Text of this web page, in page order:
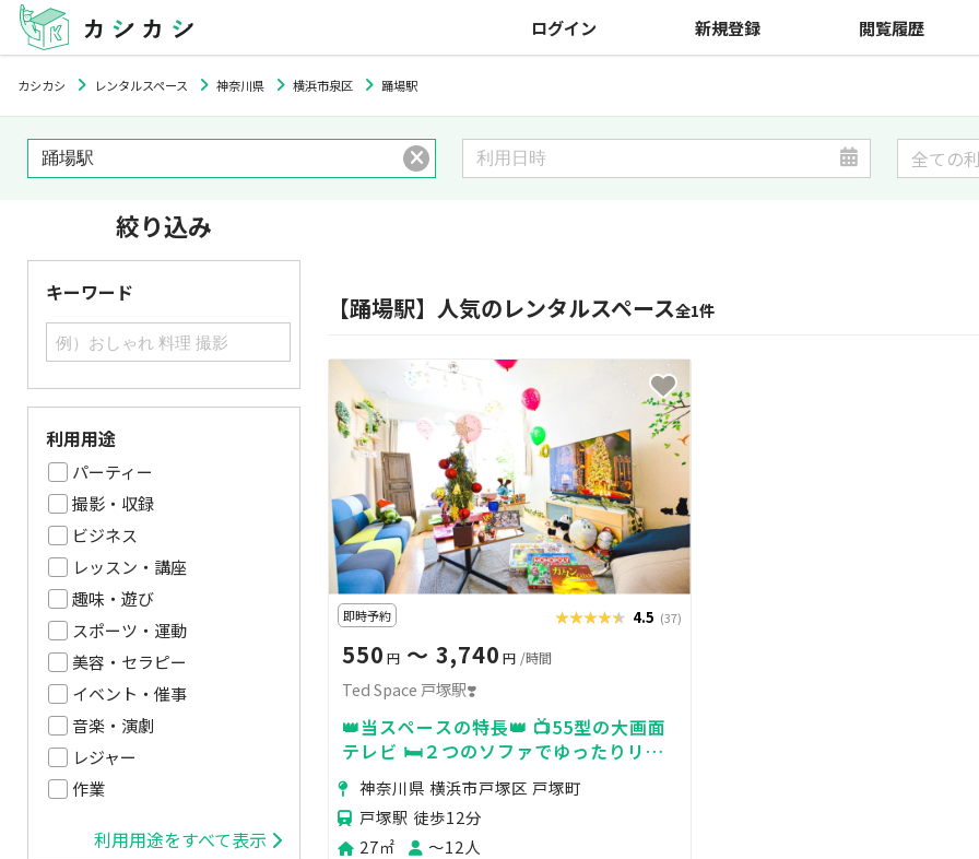
ログイン 新規登録 閲覧履歴
カシカシ レンタルスペース 神奈川県 横浜市泉区 踊場駅
絞り込み
キーワード
利用用途
パーティー
撮影・収録
ビジネス
レッスン・講座
趣味・遊び
スポーツ・運動
美容・セラピー
イベント・催事
音楽・演劇
レジャー
作業
利用用途をすべて表示
【踊場駅】人気のレンタルスペース全1件
即時予約 ★★★★★
★★★★★ 4.5 (37)
550 円 〜 3,740 円 /時間
Ted Space 戸塚駅❣️
👑当スペースの特長👑 📺55型の大画面
テレビ 🛏️２つのソファでゆったりリラ
ックス 🃏盛り上がり間違いなし！豊富な
ボードゲーム
神奈川県 横浜市戸塚区 戸塚町
戸塚駅 徒歩12分
27㎡
〜12人